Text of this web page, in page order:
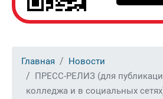
Главная
Новости
ПРЕСС-РЕЛИЗ (для
колледжа и в социальных